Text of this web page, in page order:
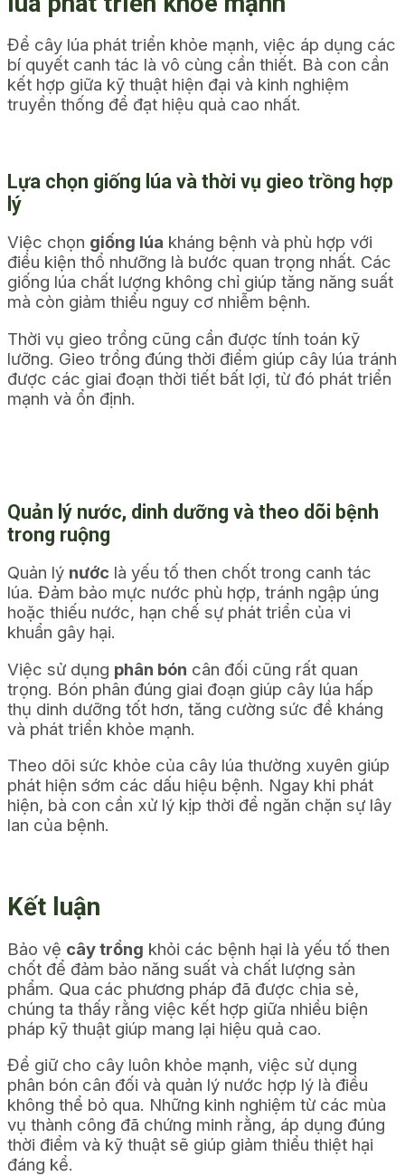
Để cây lúa phát triển khỏe mạnh, việc áp dụng các
bí quyết canh tác là vô cùng cần thiết. Bà con cần
kết hợp giữa kỹ thuật hiện đại và kinh nghiệm
truyền thống để đạt hiệu quả cao nhất.
Lựa chọn giống lúa và thời vụ gieo trồng hợp
lý
Việc chọn giống lúa kháng bệnh và phù hợp với
điều kiện thổ nhưỡng là bước quan trọng nhất. Các
giống lúa chất lượng không chỉ giúp tăng năng suất
mà còn giảm thiểu nguy cơ nhiễm bệnh.
Thời vụ gieo trồng cũng cần được tính toán kỹ
lưỡng. Gieo trồng đúng thời điểm giúp cây lúa tránh
được các giai đoạn thời tiết bất lợi, từ đó phát triển
mạnh và ổn định.
Quản lý nước, dinh dưỡng và theo dõi bệnh
trong ruộng
Quản lý nước là yếu tố then chốt trong canh tác
lúa. Đảm bảo mực nước phù hợp, tránh ngập úng
hoặc thiếu nước, hạn chế sự phát triển của vi
khuẩn gây hại.
Việc sử dụng phân bón cân đối cũng rất quan
trọng. Bón phân đúng giai đoạn giúp cây lúa hấp
thụ dinh dưỡng tốt hơn, tăng cường sức đề kháng
và phát triển khỏe mạnh.
Theo dõi sức khỏe của cây lúa thường xuyên giúp
phát hiện sớm các dấu hiệu bệnh. Ngay khi phát
hiện, bà con cần xử lý kịp thời để ngăn chặn sự lây
lan của bệnh.
Kết luận
Bảo vệ cây trồng khỏi các bệnh hại là yếu tố then
chốt để đảm bảo năng suất và chất lượng sản
phẩm. Qua các phương pháp đã được chia sẻ,
chúng ta thấy rằng việc kết hợp giữa nhiều biện
pháp kỹ thuật giúp mang lại hiệu quả cao.
Để giữ cho cây luôn khỏe mạnh, việc sử dụng
phân bón cân đối và quản lý nước hợp lý là điều
không thể bỏ qua. Những kinh nghiệm từ các mùa
vụ thành công đã chứng minh rằng, áp dụng đúng
thời điểm và kỹ thuật sẽ giúp giảm thiểu thiệt hại
đáng kể.